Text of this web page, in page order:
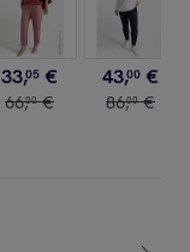
33,05 €
66,00 €
43,00 €
86,00 €